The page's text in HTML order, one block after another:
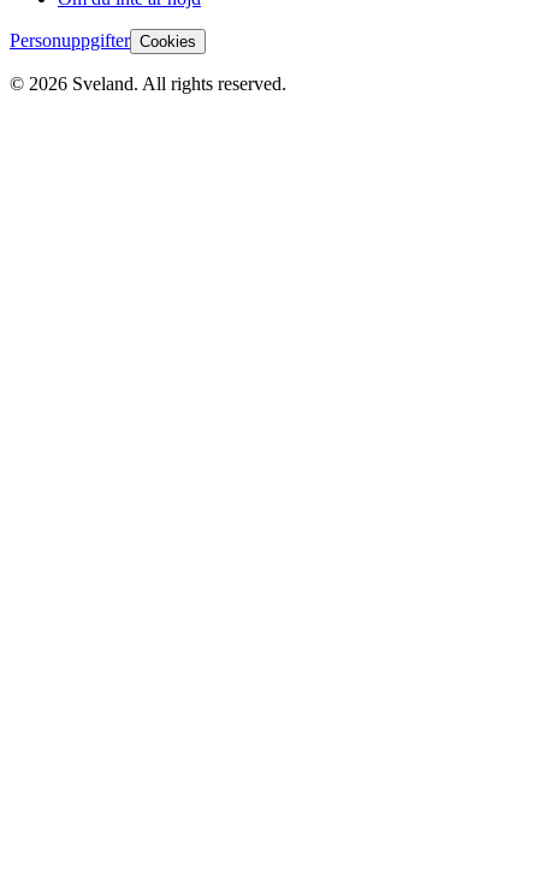
Personuppgifter Cookies
© 2026 Sveland. All rights reserved.